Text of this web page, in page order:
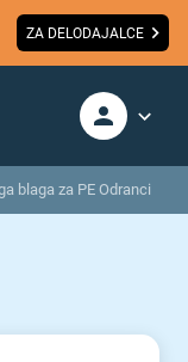
ZA DELODAJALCE
blaga za PE Odranci